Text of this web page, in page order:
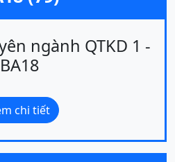
ngành QTKD 1 -
BA18
chi tiết